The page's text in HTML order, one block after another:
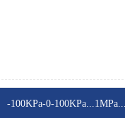
-100KPa-0-